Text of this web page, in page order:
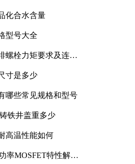
化合水含量
型号大全
螺栓力矩要求及连接
寸是多少
哪些常见规格和型号
铁井盖重多少
高温性能如何
率MOSFET特性解析